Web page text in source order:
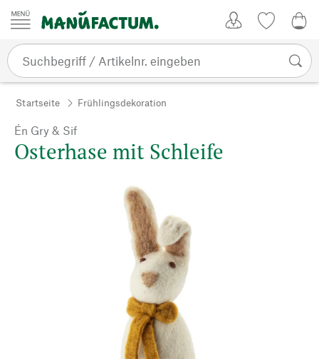
Zum Inhalt springen
Startseite Frühlingsdekoration
Én Gry & Sif
Osterhase mit Schleife